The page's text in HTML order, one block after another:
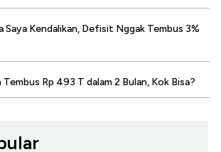
Saya Kendalikan, Defisit Nggak Tembus 3%
Rp 493 T dalam 2 Bulan, Kok Bisa?